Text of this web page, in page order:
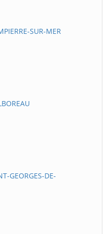
SUR-MER
GEORGES-DE-